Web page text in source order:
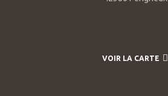
VOIR LA CARTE